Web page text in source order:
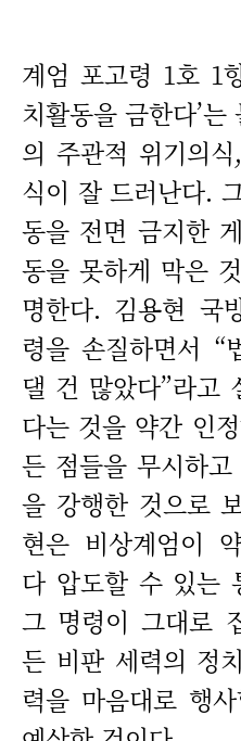
계엄 포고령 1호 1
치활동을 금한다’
의 주관적 위기의
식이 잘 드러난다.
동을 전면 금지한
동을 못하게 막은
명한다. 김용현 국
령을 손질하면서 “
댈 건 많았다”라고
다는 것을 약간 인
든 점들을 무시하고
을 강행한 것으로
현은 비상계엄이
다 압도할 수 있는
그 명령이 그대로
든 비판 세력의 정
력을 마음대로 행